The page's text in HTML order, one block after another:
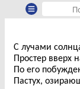
С лучами
Простер вверх
По его
Пастух,